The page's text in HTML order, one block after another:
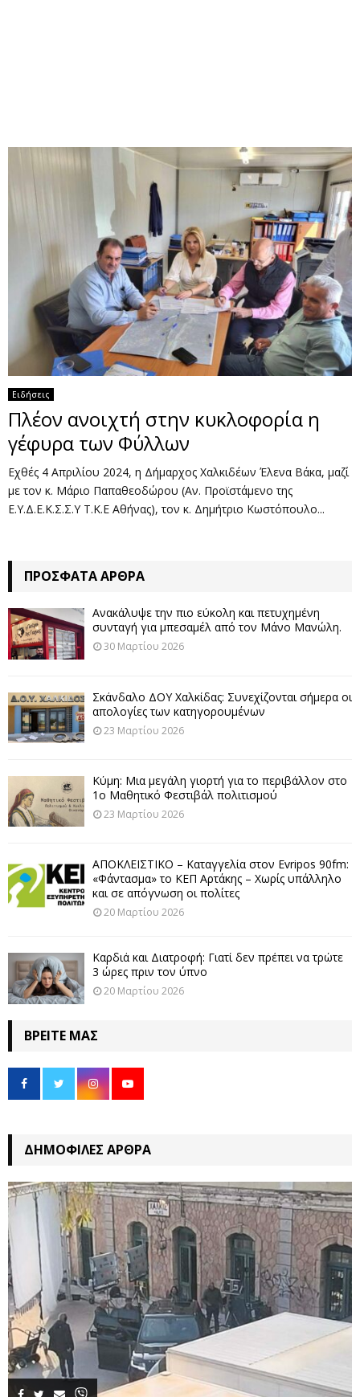
U
Ειδήσεις
Πλέον ανοιχτή στην κυκλοφορία η
γέφυρα των Φύλλων
Εχθές 4 Απριλίου 2024, η Δήμαρχος Χαλκιδέων Έλενα Βάκα, μαζί
με τον κ. Μάριο Παπαθεοδώρου (Αν. Προϊστάμενο της
Ε.Υ.Δ.Ε.Κ.Σ.Σ.Υ Τ.Κ.Ε Αθήνας), τον κ. Δημήτριο Κωστόπουλο...
ΠΡΌΣΦΑΤΑ ΆΡΘΡΑ
Ανακάλυψε την πιο εύκολη και πετυχημένη
συνταγή για μπεσαμέλ από τον Μάνο Μανώλη.
30 Μαρτίου 2026
Σκάνδαλο ΔΟΥ Χαλκίδας: Συνεχίζονται σήμερα οι
απολογίες των κατηγορουμένων
23 Μαρτίου 2026
Κύμη: Μια μεγάλη γιορτή για το περιβάλλον στο
1ο Μαθητικό Φεστιβάλ πολιτισμού
23 Μαρτίου 2026
ΑΠΟΚΛΕΙΣΤΙΚΟ – Καταγγελία στον Evripos 90fm:
«Φάντασμα» το ΚΕΠ Αρτάκης – Χωρίς υπάλληλο
και σε απόγνωση οι πολίτες
20 Μαρτίου 2026
Καρδιά και Διατροφή: Γιατί δεν πρέπει να τρώτε
3 ώρες πριν τον ύπνο
20 Μαρτίου 2026
ΒΡΕΊΤΕ ΜΑΣ
ΔΗΜΟΦΙΛΈΣ ΆΡΘΡΑ